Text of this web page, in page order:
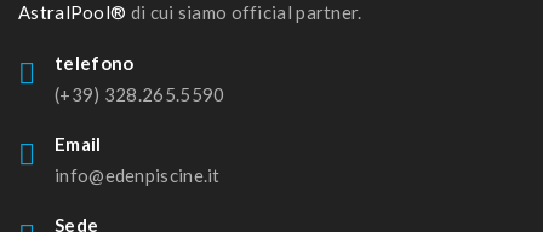
AstralPool® di cui siamo official partner.
telefono
(+39) 328.265.5590
Email
info@edenpiscine.it
Sede